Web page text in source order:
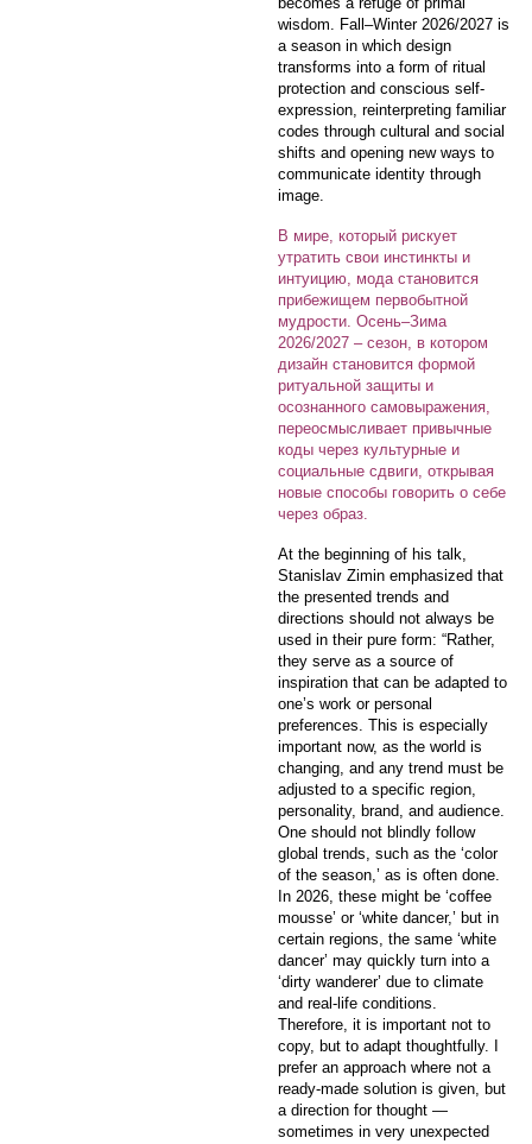
wisdom. Fall–Winter 2026/2027 is
a season in which design
transforms into a form of ritual
protection and conscious self-
expression, reinterpreting familiar
codes through cultural and social
shifts and opening new ways to
communicate identity through
image.
В мире, который рискует
утратить свои инстинкты и
интуицию, мода становится
прибежищем первобытной
мудрости. Осень–Зима
2026/2027 – сезон, в котором
дизайн становится формой
ритуальной защиты и
осознанного самовыражения,
переосмысливает привычные
коды через культурные и
социальные сдвиги, открывая
новые способы говорить о себе
через образ.
At the beginning of his talk,
Stanislav Zimin emphasized that
the presented trends and
directions should not always be
used in their pure form: “Rather,
they serve as a source of
inspiration that can be adapted to
one’s work or personal
preferences. This is especially
important now, as the world is
changing, and any trend must be
adjusted to a specific region,
personality, brand, and audience.
One should not blindly follow
global trends, such as the ‘color
of the season,’ as is often done.
In 2026, these might be ‘coffee
mousse’ or ‘white dancer,’ but in
certain regions, the same ‘white
dancer’ may quickly turn into a
‘dirty wanderer’ due to climate
and real-life conditions.
Therefore, it is important not to
copy, but to adapt thoughtfully. I
prefer an approach where not a
ready-made solution is given, but
a direction for thought —
sometimes in very unexpected